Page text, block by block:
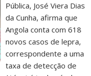
Pública, José Viera Dias
da Cunha, afirma que
Angola conta com 618
novos casos de lepra,
correspondente a uma
taxa de detecção de